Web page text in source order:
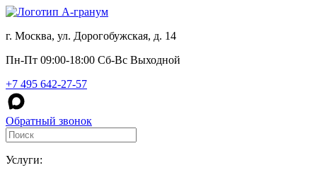
г. Москва, ул. Дорогобужская, д. 14
Пн-Пт 09:00-18:00 Сб-Вс Выходной
+7 495 642-27-57
Обратный звонок
Услуги: